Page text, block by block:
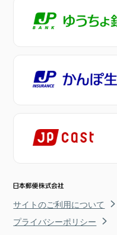
サイトのご利用について
プライバシーポリシー